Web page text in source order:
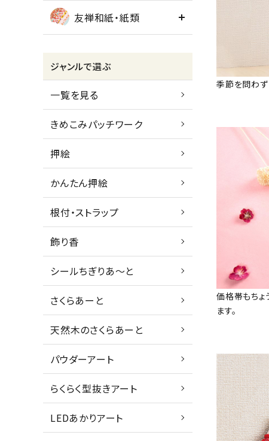
友禅和紙・紙類
ジャンルで選ぶ
一覧を見る
きめこみパッチワーク
押絵
かんたん押絵
根付・ストラップ
飾り香
シールちぎりあ～と
さくらあーと
天然木のさくらあーと
パウダーアート
らくらく型抜きアート
LEDあかりアート
季節を問わず
価格帯もちょ
ます。